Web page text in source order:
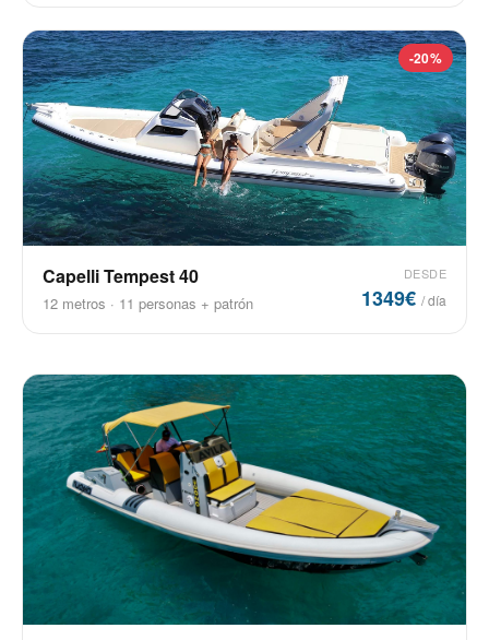
-20%
Capelli Tempest 40
12 metros · 11 personas + patrón
DESDE
1349€ / día